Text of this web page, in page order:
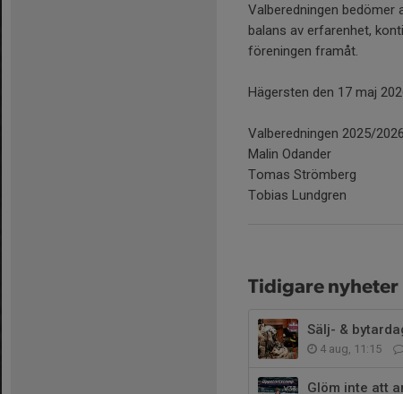
Valberedningen
balans av erfarenhet,
föreningen framåt.
Hägersten den 17 maj
Valberedningen 2025/2026
Malin Odander
Tomas Strömberg
Tobias Lundgren
Tidigare nyheter
Sälj- &
4 aug, 11:15
Glöm inte att